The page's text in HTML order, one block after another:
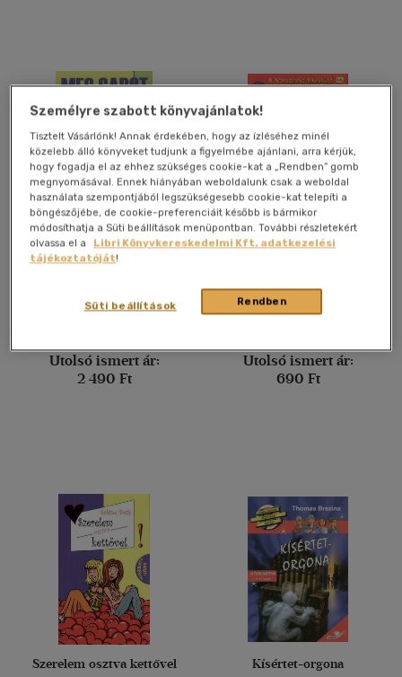
Nyelv szerint
Magyar(5129)
Amerikai angol (1)
Angol(265)
Dán (1)
Francia(9)
(1)
több nyelv megjelenítése
Átlagméret nem akadály
Könyv
Utolsó ismert ár:
2 490 Ft
Pingvinlesen
Könyv
Utolsó ismert ár:
690 Ft
Szerelem osztva kettővel Kísértet-orgona
Személyre szabott könyvajánlatok!
Tisztelt Vásárlónk! Annak érdekében, hogy az ízléséhez minél
közelebb álló könyveket tudjunk a figyelmébe ajánlani, arra kérjük,
hogy fogadja el az ehhez szükséges cookie-kat a „Rendben” gomb
megnyomásával. Ennek hiányában weboldalunk csak a weboldal
használata szempontjából legszükségesebb cookie-kat telepíti a
böngészőjébe, de cookie-preferenciáit később is bármikor
módosíthatja a Süti beállítások menüpontban. További részletekért
olvassa el a
Libri Könyvkereskedelmi Kft. adatkezelési
tájékoztatóját!
Rendben
Süti beállítások